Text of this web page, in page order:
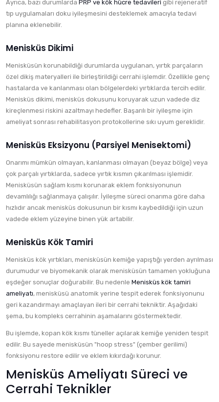
Ayrıca, bazı durumlarda PRP ve kök hücre tedavileri gibi rejeneratif
tıp uygulamaları doku iyileşmesini desteklemek amacıyla tedavi
planına eklenebilir.
Menisküs Dikimi
Menisküsün korunabildiği durumlarda uygulanan, yırtık parçaların
özel dikiş materyalleri ile birleştirildiği cerrahi işlemdir. Özellikle genç
hastalarda ve kanlanması olan bölgelerdeki yırtıklarda tercih edilir.
Menisküs dikimi, menisküs dokusunu koruyarak uzun vadede diz
kireçlenmesi riskini azaltmayı hedefler. Başarılı bir iyileşme için
ameliyat sonrası rehabilitasyon protokollerine sıkı uyum gereklidir.
Menisküs Eksizyonu (Parsiyel Menisektomi)
Onarımı mümkün olmayan, kanlanması olmayan (beyaz bölge) veya
çok parçalı yırtıklarda, sadece yırtık kısmın çıkarılması işlemidir.
Menisküsün sağlam kısmı korunarak eklem fonksiyonunun
devamlılığı sağlanmaya çalışılır. İyileşme süreci onarıma göre daha
hızlıdır ancak menisküs dokusunun bir kısmı kaybedildiği için uzun
vadede eklem yüzeyine binen yük artabilir.
Menisküs Kök Tamiri
Menisküs kök yırtıkları, menisküsün kemiğe yapıştığı yerden ayrılması
durumudur ve biyomekanik olarak menisküsün tamamen yokluğuna
eşdeğer sonuçlar doğurabilir. Bu nedenle Menisküs kök tamiri
ameliyatı, menisküsü anatomik yerine tespit ederek fonksiyonunu
geri kazandırmayı amaçlayan ileri bir cerrahi tekniktir. Aşağıdaki
şema, bu kompleks cerrahinin aşamalarını göstermektedir.
Bu işlemde, kopan kök kısmı tüneller açılarak kemiğe yeniden tespit
edilir. Bu sayede menisküsün "hoop stress" (çember gerilimi)
fonksiyonu restore edilir ve eklem kıkırdağı korunur.
Menisküs Ameliyatı Süreci ve
Cerrahi Teknikler